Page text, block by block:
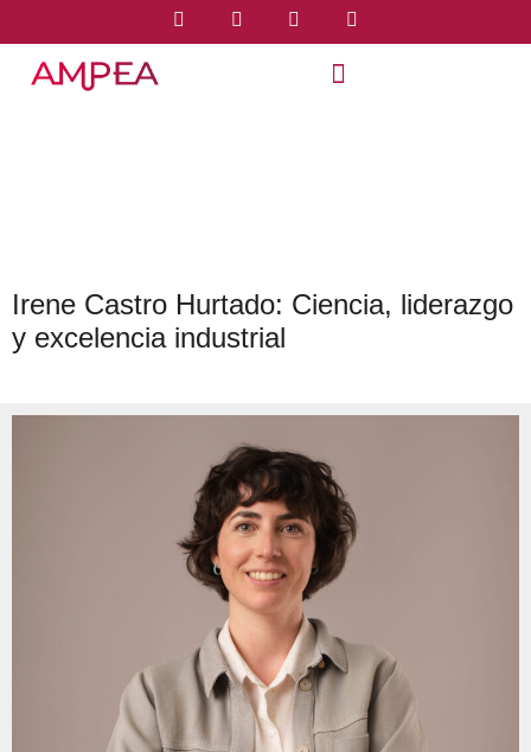
Irene Castro Hurtado: Ciencia, liderazgo
y excelencia industrial